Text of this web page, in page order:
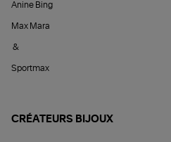
Anine Bing
Max Mara
&
Sportmax
CRÉATEURS BIJOUX